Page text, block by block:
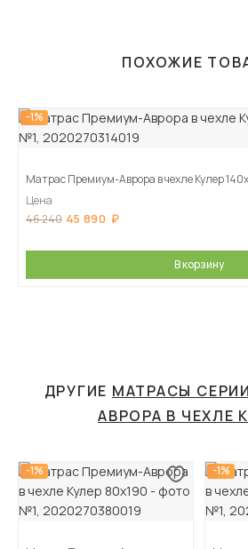
ПОХОЖИЕ
-1%
Матрас Премиум-Аврора в чехле Кулер
Цена
46 240 45 890
В корзину
ДРУГИЕ МАТРАСЫ
АВРОРА В ЧЕХЛЕ
-1% -1%